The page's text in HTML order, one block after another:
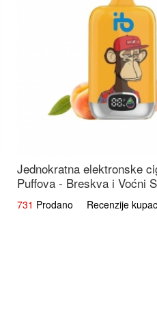
Jednokratna elektronske
Puffova - Breskva i Voćni
Osježavajuća Voćna
731 Prodano Recenzije